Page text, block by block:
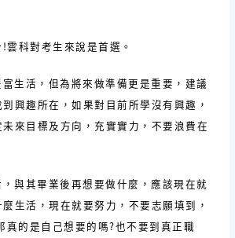
科對考生來說是首選。
生活，但為將來做準備更是重要，建議
興趣所在，如果對目前所學沒有興趣，
來目標及方向，充實實力，不要浪費在
與其畢業後再想要做什麼，應該現在就
生活，現在就要努力，不要志願填到，
真的是自己想要的嗎?也不要到真正職